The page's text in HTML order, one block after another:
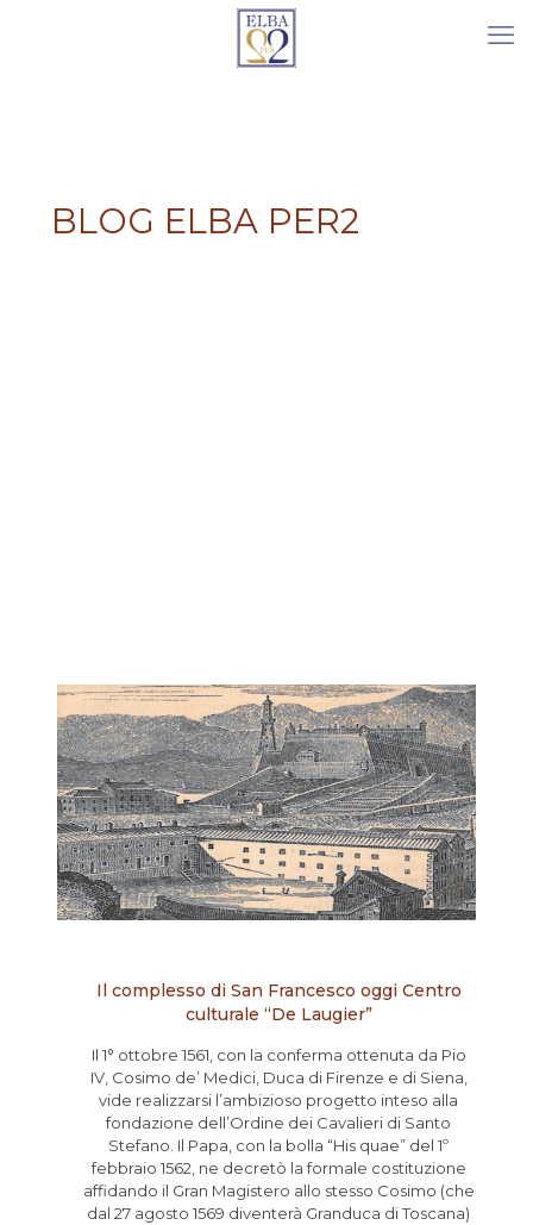
BLOG ELBA PER2
Il complesso di San Francesco oggi Centro
culturale “De Laugier”
Il 1° ottobre 1561, con la conferma ottenuta da Pio
IV, Cosimo de’ Medici, Duca di Firenze e di Siena,
vide realizzarsi l’ambizioso progetto inteso alla
fondazione dell’Ordine dei Cavalieri di Santo
Stefano. Il Papa, con la bolla “His quae” del 1º
febbraio 1562, ne decretò la formale costituzione
affidando il Gran Magistero allo stesso Cosimo (che
dal 27 agosto 1569 diventerà Granduca di Toscana)